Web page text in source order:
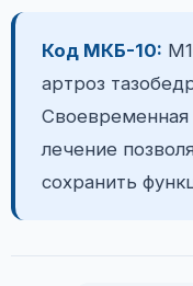
Код МКБ-10:
артроз
Своевременная
лечение
сохранить